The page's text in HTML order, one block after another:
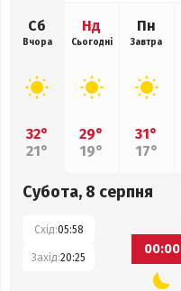
Сб
Вчора
32°
21°
Нд
Сьогодні
29°
19°
Пн
Завтра
31°
17°
Субота, 8 серпня
Схід:05:58
Захід:20:25
00:00